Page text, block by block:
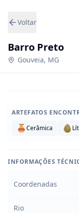
Voltar
Barro Preto
Gouveia, MG
ARTEFATOS
Cerâmica
INFORMAÇÕES
Coordenadas
Rio